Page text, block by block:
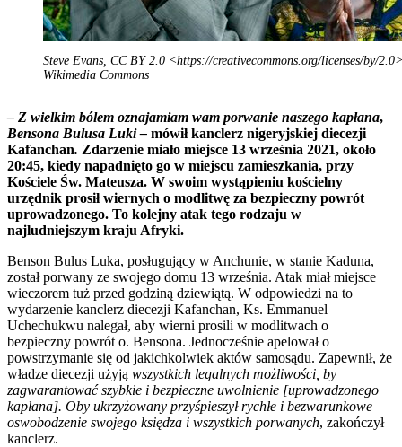
Steve Evans, CC BY 2.0 <https://creativecommons.org/licenses/by/
Wikimedia Commons
– Z wielkim bólem oznajamiam wam porwanie naszego kapłana,
Bensona Bulusa Luki – mówił kanclerz nigeryjskiej diecezji
Kafanchan. Zdarzenie miało miejsce 13 września 2021, około
20:45, kiedy napadnięto go w miejscu zamieszkania, przy
Kościele Św. Mateusza. W swoim wystąpieniu kościelny
urzędnik prosił wiernych o modlitwę za bezpieczny powrót
uprowadzonego. To kolejny atak tego rodzaju w
najludniejszym kraju Afryki.
Benson Bulus Luka, posługujący w Anchunie, w stanie Kaduna,
został porwany ze swojego domu 13 września. Atak miał miejsce
wieczorem tuż przed godziną dziewiątą. W odpowiedzi na to
wydarzenie kanclerz diecezji Kafanchan, Ks. Emmanuel
Uchechukwu nalegał, aby wierni prosili w modlitwach o
bezpieczny powrót o. Bensona. Jednocześnie apelował o
powstrzymanie się od jakichkolwiek aktów samosądu. Zapewnił, że
władze diecezji użyją wszystkich legalnych możliwości, by
zagwarantować szybkie i bezpieczne uwolnienie [uprowadzonego
kapłana]. Oby ukrzyżowany przyśpieszył rychłe i bezwarunkowe
oswobodzenie swojego księdza i wszystkich porwanych, zakończył
kanclerz.